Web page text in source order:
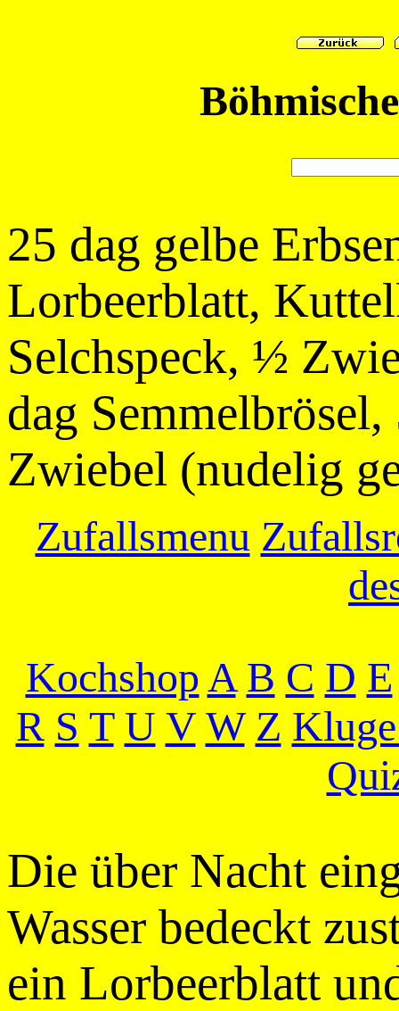
25 dag gelbe
Lorbeerblatt,
Selchspeck, ½
dag
Zwiebel (nudelig
Zufallsmenu
KochshopA B C D E
R S T U V W Z
Die über Nacht
Wasser bedeckt
ein Lorbeerblatt